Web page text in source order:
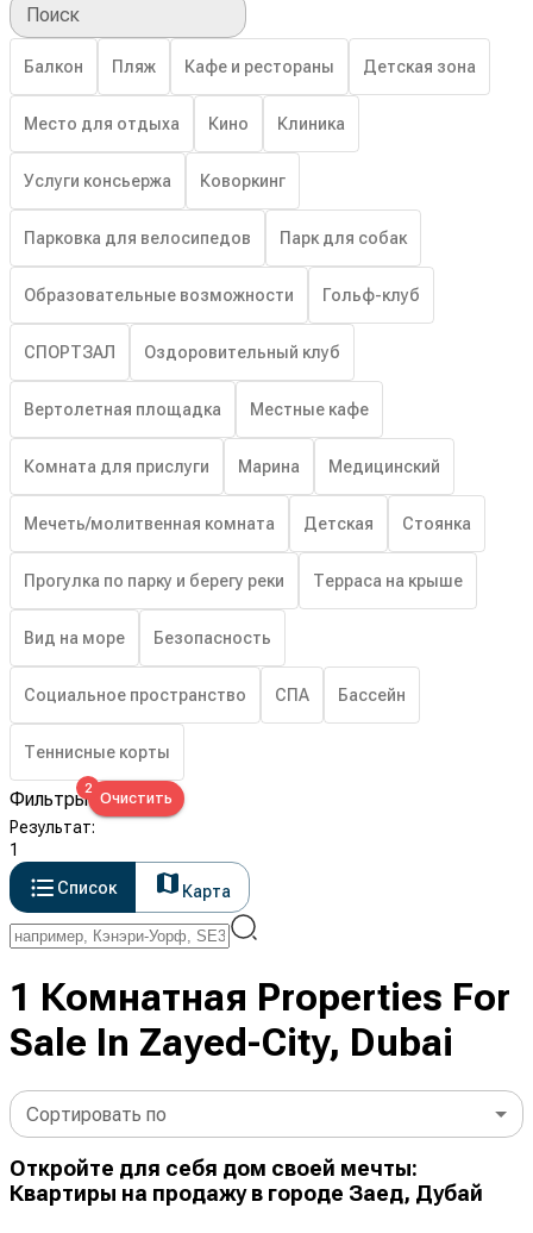
Поиск
Балкон Пляж Кафе и рестораны Детская зона
Место для отдыха Кино Клиника
Услуги консьержа Коворкинг
Парковка для велосипедов Парк для собак
Образовательные возможности Гольф-клуб
СПОРТЗАЛ Оздоровительный клуб
Вертолетная площадка Местные кафе
Комната для прислуги Марина Медицинский
Мечеть/молитвенная комната Детская Стоянка
Прогулка по парку и берегу реки Терраса на крыше
Вид на море Безопасность
Социальное пространство СПА Бассейн
Теннисные корты
Фильтры2
Очистить
Результат:
1
Список
Карта
1 Комнатная Properties For
Sale In Zayed-City, Dubai
Сортировать по
Откройте для себя дом своей мечты:
Квартиры на продажу в городе Заед, Дубай